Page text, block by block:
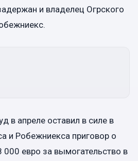
и владелец Огрского
в апреле оставил в силе в
и Робежниекса приговор о
евро за вымогательство в